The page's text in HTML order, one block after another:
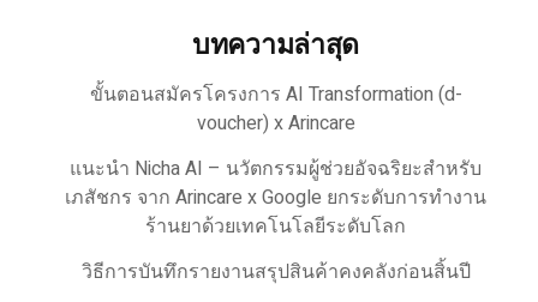
บทความล่าสุด
ขั้นตอนสมัครโครงการ AI Transformation (d-
voucher) x Arincare
แนะนำ Nicha AI – นวัตกรรมผู้ช่วยอัจฉริยะสำหรับ
เภสัชกร จาก Arincare x Google ยกระดับการทำงาน
ร้านยาด้วยเทคโนโลยีระดับโลก
วิธีการบันทึกรายงานสรุปสินค้าคงคลังก่อนสิ้นปี